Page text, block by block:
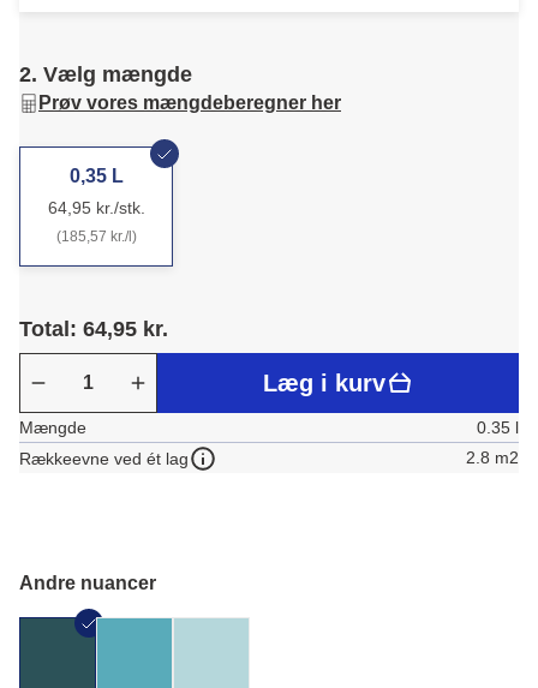
2. Vælg mængde
Prøv vores mængdeberegner her
0,35 L
64,95 kr./stk.
(185,57 kr./l)
Total: 64,95 kr.
Læg i kurv
Mængde
0.35 l
Rækkeevne ved ét lag
2.8 m2
Andre nuancer